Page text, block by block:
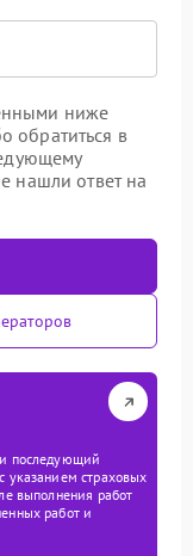
ниже
обратиться в
нашли ответ на
и последующий
указанием страховых
выполнения работ
работ и